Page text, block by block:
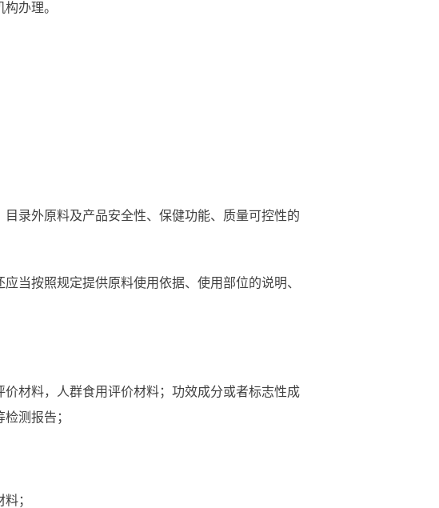
办理。
录外原料及产品安全性、保健功能、质量可控性的
当按照规定提供原料使用依据、使用部位的说明、
材料，人群食用评价材料；功效成分或者标志性成
测报告；
；